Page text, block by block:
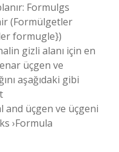
Formulgs
(Formülgetler
formugle})
gizli alanı için en
üçgen ve
aşağıdaki gibi
and üçgen ve üçgeni
›Formula